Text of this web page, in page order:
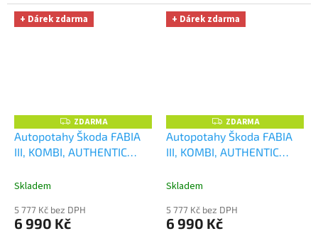
čalounické zpracování. Krásné...
čalounické zpracování. Krásné...
+ Dárek zdarma
Z
D
A
R
ZDARMA
Autopotahy Škoda FABIA
III, KOMBI, AUTHENTIC
OPTIMÁL utěrka na auto i
zdarma v hodnotě 329,-Kč
Skladem
5 777 Kč bez DPH
6 990 Kč
+ Dárek zdarma
Z
D
A
R
ZDARMA
Autopotahy Škoda FABIA
III, KOMBI, AUTHENTIC
OPTIMÁL utěrka na auto i
zdarma v hodnotě 329,-Kč
Skladem
5 777 Kč bez DPH
6 990 Kč